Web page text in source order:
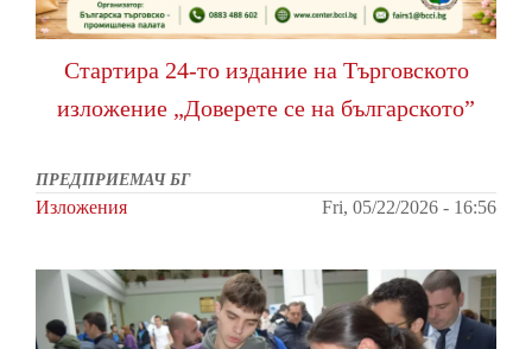
Стартира 24-то издание на Търговското
изложение „Доверете се на българското”
ПРЕДПРИЕМАЧ БГ
Изложения Fri, 05/22/2026 - 16:56